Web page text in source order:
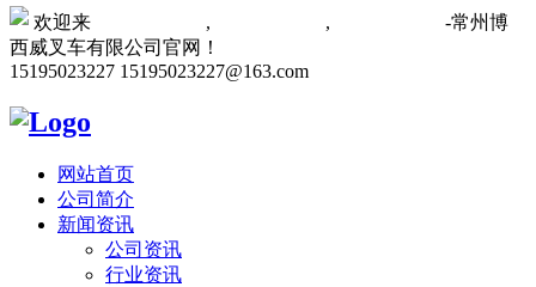
欢迎来 , ,
-常州博
西威叉车有限公司官网！
15195023227 15195023227@163.com
网站首页
公司简介
新闻资讯
公司资讯
行业资讯